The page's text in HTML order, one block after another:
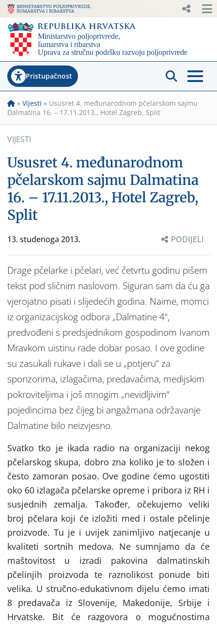
Pristupačnost
» Vijesti » Ususret 4. međunarodnom pčelarskom sajmu
Dalmatina 16. – 17.11.2013., Hotel Zagreb, Split
VIJESTI
Ususret 4. međunarodnom
pčelarskom sajmu Dalmatina
16. – 17.11.2013., Hotel Zagreb,
Split
13. studenoga 2013. PODIJELI
Drage pčelarke i pčelari, već četvrtu godinu pišem
tekst pod sličnim naslovom. Siguran sam da ću ga
vjerojatno pisati i slijedećih godina. Naime, momci
iz organizacijskog odbora „Dalmatine 4“,
predvođeni s predsjednikom gospodinom Ivanom
Mravkom uistinu rade dobar posao. I ove godine
su zasukali rukave i dali se u „potjeru“ za
sponzorima, izlagačima, predavačima, medijskim
pokroviteljima i još mnogim „nevidljivim“
pojedincima bez čijeg bi angažmana održavanje
Dalmatine bilo neizvjesno.
Svatko tko je ikada radio na organizaciji nekog
pčelarskog skupa, dobro zna koliko je to složen i
često zamoran posao. Ove godine ćemo ugostiti
oko 60 izlagača pčelarske opreme i pribora iz RH i
susjednih zemalja. Također, očekujemo veliki
broj pčelara koji će izložiti med i ostale pčelinje
proizvode. Tu je i uvijek zanimljivo natjecanje u
kvaliteti sortnih medova. Ne sumnjamo da će
maštovitost u izradi pakovina dalmatinskih
pčelinjih proizvoda te raznolikost ponude biti
velika. U stručno-edukativnom dijelu ćemo imati
8 predavača iz Slovenije, Makedonije, Srbije i
Hrvatske. Bit će razgovora o mogućnostima